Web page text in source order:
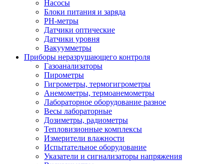
Насосы
Блоки питания и заряда
PH-метры
Датчики оптические
Датчики уровня
Вакуумметры
Приборы неразрушающего контроля
Газоанализаторы
Пирометры
Гигрометры, термогигрометры
Анемометры, термоанемометры
Лабораторное оборудование разное
Весы лабораторные
Дозиметры, радиометры
Тепловизионные комплексы
Измерители влажности
Испытательное оборудование
Указатели и сигнализаторы напряжения